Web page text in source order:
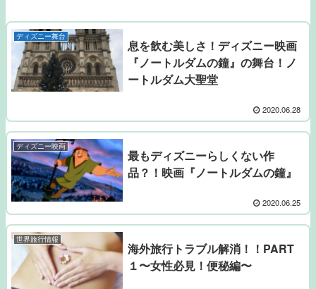
ディズニー舞台
息を飲む美しさ！ディズニー映画
『ノートルダムの鐘』の舞台！ノ
ートルダム大聖堂
2020.06.28
ディズニー映画
最もディズニーらしくない作
品？！映画『ノートルダムの鐘』
2020.06.25
世界旅行情報
海外旅行トラブル解消！！PART
１〜女性必見！便秘編〜